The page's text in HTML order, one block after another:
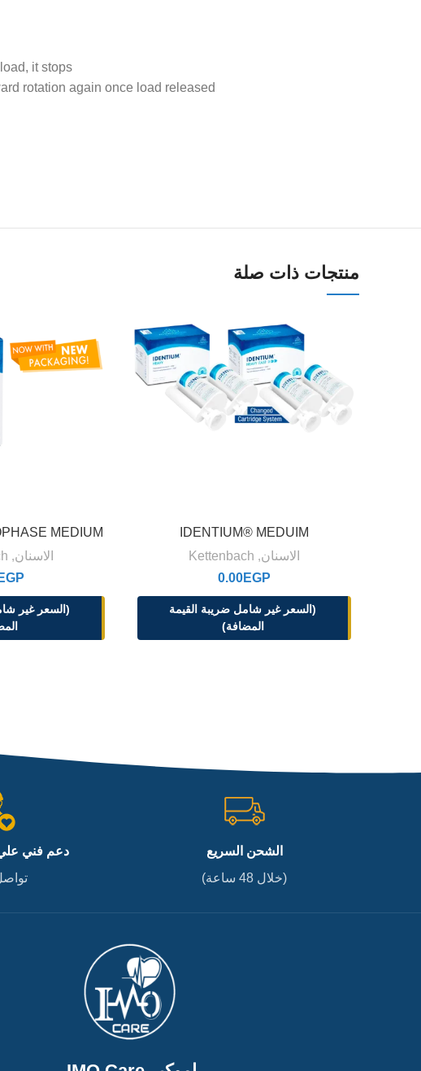
it stops.
rotation again once load released.
منتجات ذات صلة
IDENTIUM® MEDUIM
الاسنان,
Kettenbach
0.00EGP
(السعر غير شامل ضريبة القيمة
المضافة)
اطلب واتساب
MEDIUM
الاسنان,
EGP
(السعر غير
الشحن السريع
(خلال 48 ساعة)
دعم فني